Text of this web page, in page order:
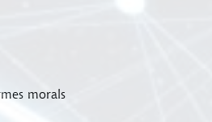
morals